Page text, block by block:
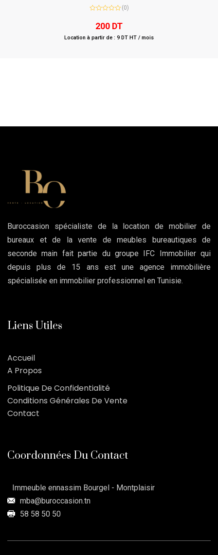
out
5
(0)
200 DT
Location à partir de : 9 DT HT / mois
Buroccasion spécialiste de la location de mobilier de
bureaux et de la vente de meubles bureautiques de
seconde main fait partie du groupe IFC Immobilier qui
depuis plus de 15 ans est une agence immobilière
spécialisée en immobilier professionnel en Tunisie.
Liens Utiles
Accueil
A Propos
Politique De Confidentialité
Conditions Générales De Vente
Contact
Coordonnées Du Contact
Immeuble ennassim Bourgel - Montplaisir
mba@buroccasion.tn
58 58 50 50